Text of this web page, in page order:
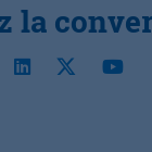
la